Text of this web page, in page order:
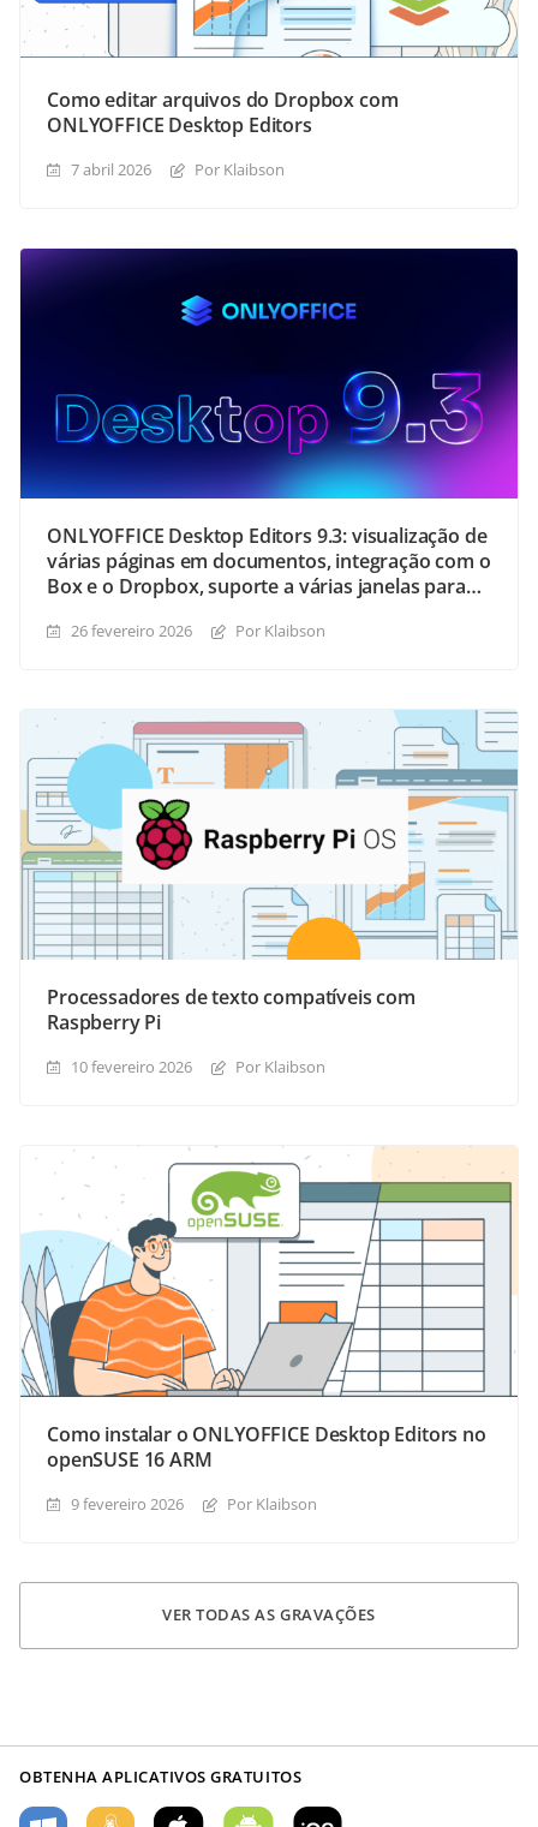
Como editar arquivos do Dropbox com
ONLYOFFICE Desktop Editors
7 abril 2026 Por Klaibson
ONLYOFFICE Desktop Editors 9.3: visualização de
várias páginas em documentos, integração com o
Box e o Dropbox, suporte a várias janelas para
26 fevereiro 2026 Por Klaibson
Processadores de texto compatíveis com
Raspberry Pi
10 fevereiro 2026 Por Klaibson
Como instalar o ONLYOFFICE Desktop Editors no
openSUSE 16 ARM
9 fevereiro 2026 Por Klaibson
VER TODAS AS GRAVAÇÕES
OBTENHA APLICATIVOS GRATUITOS